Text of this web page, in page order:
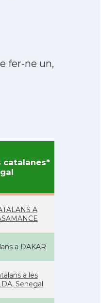
fer-ne un,
catalanes*
A
a DAKAR
a les
Senegal